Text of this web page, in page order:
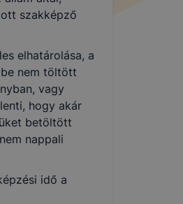
szakképző
elhatárolása, a
nem töltött
vagy
hogy akár
betöltött
nappali
idő a